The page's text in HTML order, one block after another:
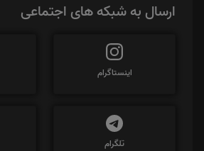
ارسال به شبکه های اجتماعی
اینستاگرام
تلگرام